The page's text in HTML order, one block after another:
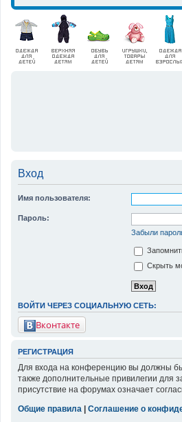
Вход
Имя пользователя:
Пароль:
Забыли
Скрыть
ВОЙТИ ЧЕРЕЗ СОЦИАЛЬНУЮ СЕТЬ:
Вконтакте
РЕГИСТРАЦИЯ
Для входа на конференцию вы должны
также дополнительные привилегии для
присутствие на форумах означает
Общие правила
Соглашение о